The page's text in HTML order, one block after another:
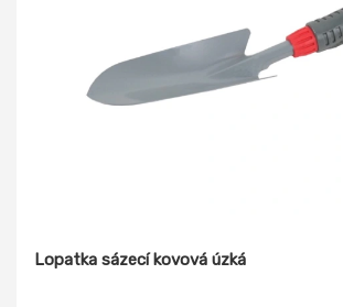
Lopatka sázecí kovová úzká